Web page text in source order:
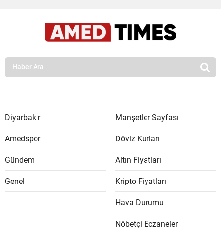
Diyarbakır
Amedspor
Gündem
Genel
Manşetler Sayfası
Döviz Kurları
Altın Fiyatları
Kripto Fiyatları
Hava Durumu
Nöbetçi Eczaneler